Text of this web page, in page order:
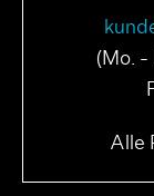
(Mo.
Alle